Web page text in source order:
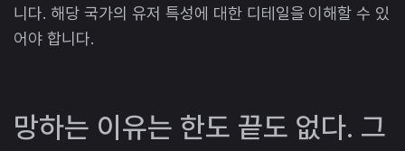
니다. 해당 국가의 유저 특성에 대한 디테일을 이해할 수 있
어야 합니다.
망하는 이유는 한도 끝도 없다. 그